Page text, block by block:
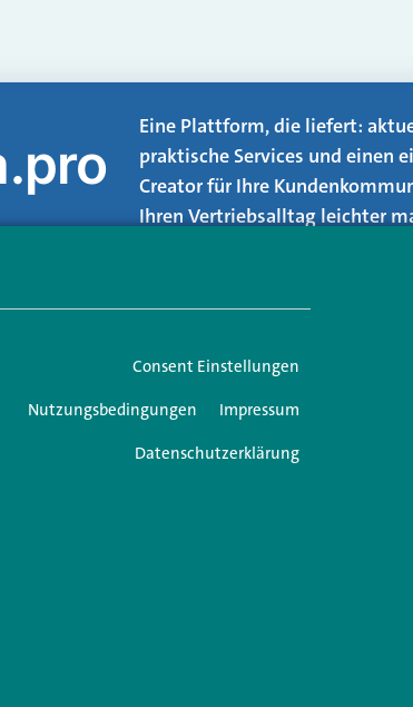
Eine Plattform, die liefert:
praktische Services und einen
Creator für Ihre
Ihren Vertriebsalltag leichter
Consent Einstellungen
Nutzungsbedingungen
Impressum
Datenschutzerklärung